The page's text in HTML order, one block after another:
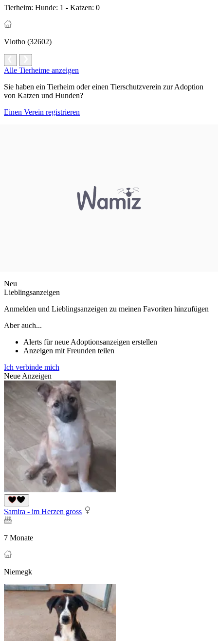
Tierheim: Hunde: 1 - Katzen: 0
Vlotho (32602)
Alle Tierheime anzeigen
Sie haben ein Tierheim oder einen Tierschutzverein zur Adoption
von Katzen und Hunden?
Einen Verein registrieren
Neu
Lieblingsanzeigen
Anmelden und Lieblingsanzeigen zu meinen Favoriten hinzufügen
Aber auch...
Alerts für neue Adoptionsanzeigen erstellen
Anzeigen mit Freunden teilen
Ich verbinde mich
Neue Anzeigen
Samira - im Herzen gross
7 Monate
Niemegk